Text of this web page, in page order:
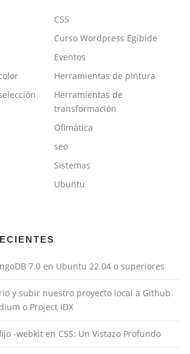
CSS
Curso Wordpress Egibide
Eventos
Herramientas de pintura
Herramientas de
transformación
Ofimática
seo
Sistemas
Ubuntu
7.0 en Ubuntu 22.04 o superiores
y subir nuestro proyecto local a Github
o Project IDX
-webkit en CSS: Un Vistazo Profundo